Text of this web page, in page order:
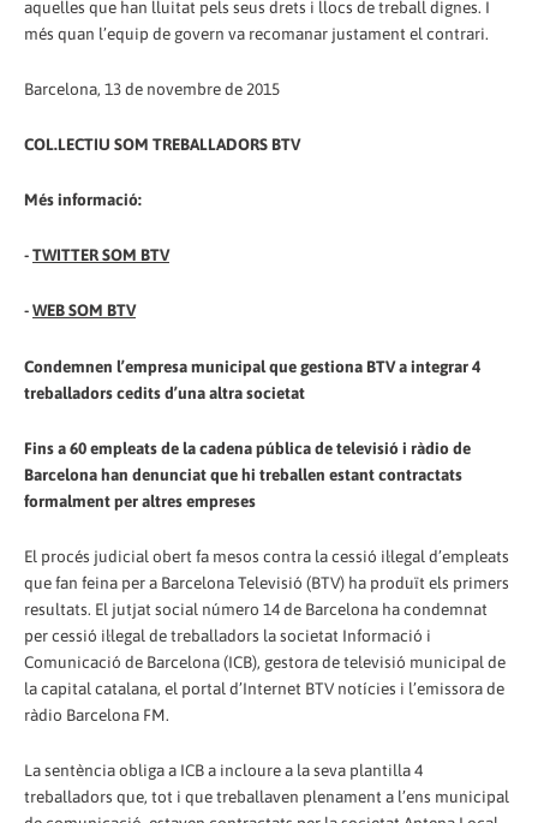
aquelles que han lluitat pels seus drets i llocs de treball dignes. I
més quan l’equip de govern va recomanar justament el contrari.
Barcelona, 13 de novembre de 2015
COL.LECTIU SOM TREBALLADORS BTV
Més informació:
-TWITTER SOM BTV
-WEB SOM BTV
Condemnen l’empresa municipal que gestiona BTV a integrar 4
treballadors cedits d’una altra societat
Fins a 60 empleats de la cadena pública de televisió i ràdio de
Barcelona han denunciat que hi treballen estant contractats
formalment per altres empreses
El procés judicial obert fa mesos contra la cessió il·legal d’empleats
que fan feina per a Barcelona Televisió (BTV) ha produït els primers
resultats. El jutjat social número 14 de Barcelona ha condemnat
per cessió il·legal de treballadors la societat Informació i
Comunicació de Barcelona (ICB), gestora de televisió municipal de
la capital catalana, el portal d’Internet BTV notícies i l’emissora de
ràdio Barcelona FM.
La sentència obliga a ICB a incloure a la seva plantilla 4
treballadors que, tot i que treballaven plenament a l’ens municipal